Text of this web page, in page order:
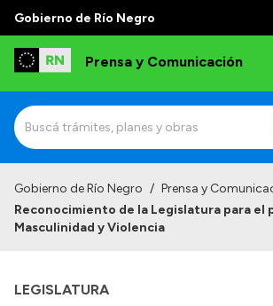
Gobierno de Río Negro
Prensa y Comunicación
Institucional
Referentes de prensa
Gobierno de Río Negro / Prensa y
Reconocimiento de la Legislatura para el
Masculinidad y Violencia
LEGISLATURA